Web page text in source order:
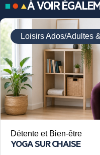
À VOIR
Loisirs Ados/Adultes
Détente et Bien-être
YOGA SUR CHAISE